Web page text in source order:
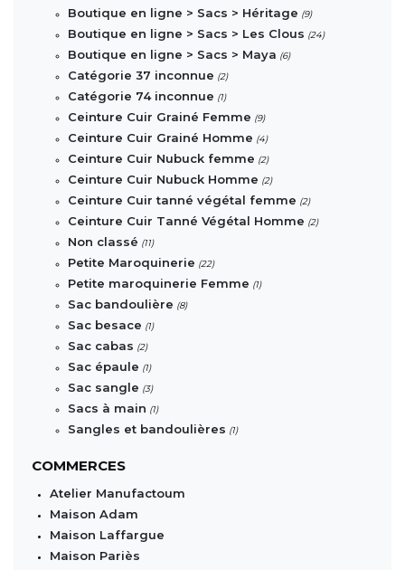
Boutique en ligne > Sacs > Héritage (9)
Boutique en ligne > Sacs > Les Clous (24)
Boutique en ligne > Sacs > Maya (6)
Catégorie 37 inconnue (2)
Catégorie 74 inconnue (1)
Ceinture Cuir Grainé Femme (9)
Ceinture Cuir Grainé Homme (4)
Ceinture Cuir Nubuck femme (2)
Ceinture Cuir Nubuck Homme (2)
Ceinture Cuir tanné végétal femme (2)
Ceinture Cuir Tanné Végétal Homme (2)
Non classé (11)
Petite Maroquinerie (22)
Petite maroquinerie Femme (1)
Sac bandoulière (8)
Sac besace (1)
Sac cabas (2)
Sac épaule (1)
Sac sangle (3)
Sacs à main (1)
Sangles et bandoulières (1)
COMMERCES
Atelier Manufactoum
Maison Adam
Maison Laffargue
Maison Pariès